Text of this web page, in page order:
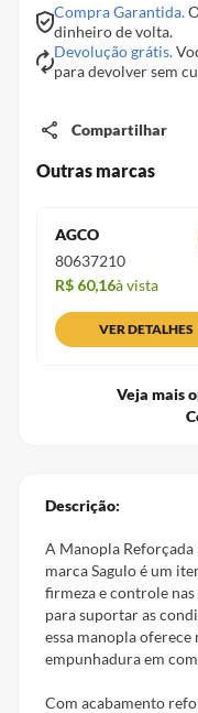
Compra Garantida.
dinheiro de volta.
Devolução grátis.
para devolver sem
Compartilhar
Outras marcas
AGCO
80637210
R$ 60,16à vista
VER DETALHES
Veja mais
Descrição:
A Manopla
marca Sagulo é um
firmeza e controle
para suportar as
essa manopla
empunhadura em
Com acabamento